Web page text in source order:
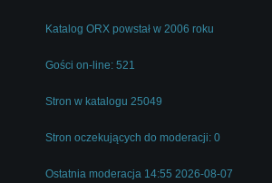
Katalog ORX powstał w 2006 roku
Gości on-line: 521
Stron w katalogu 25049
Stron oczekujących do moderacji: 0
Ostatnia moderacja 14:55 2026-08-07